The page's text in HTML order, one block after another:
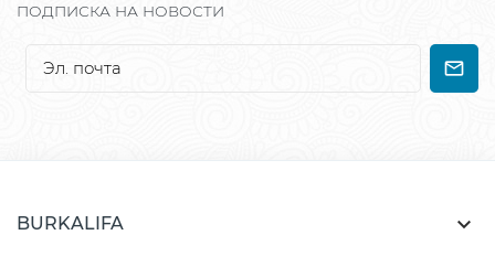
ПОДПИСКА НА НОВОСТИ
BURKALIFA 